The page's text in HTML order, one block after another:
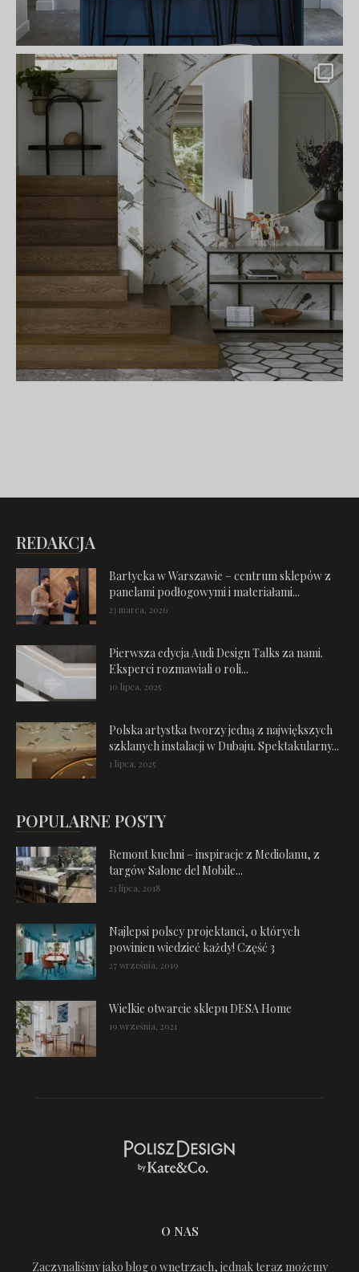
REDAKCJA
Bartycka w Warszawie – centrum sklepów z
panelami podłogowymi i materiałami...
23 marca, 2026
Pierwsza edycja Audi Design Talks za nami.
Eksperci rozmawiali o roli...
10 lipca, 2025
Polska artystka tworzy jedną z największych
szklanych instalacji w Dubaju. Spektakularny...
1 lipca, 2025
POPULARNE POSTY
Remont kuchni – inspiracje z Mediolanu, z
targów Salone del Mobile...
23 lipca, 2018
Najlepsi polscy projektanci, o których
powinien wiedzieć każdy! Część 3
27 września, 2019
Wielkie otwarcie sklepu DESA Home
19 września, 2021
O NAS
Zaczynaliśmy jako blog o wnętrzach, jednak teraz możemy